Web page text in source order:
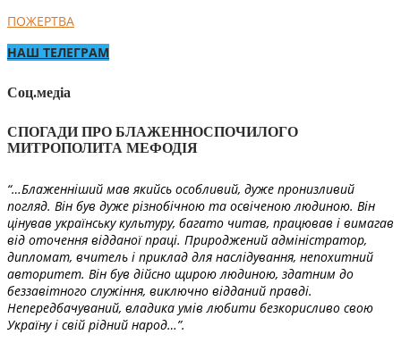
ПОЖЕРТВА
НАШ ТЕЛЕГРАМ
Соц.медіа
СПОГАДИ ПРО БЛАЖЕННОСПОЧИЛОГО
МИТРОПОЛИТА МЕФОДІЯ
“…Блаженніший мав якийсь особливий, дуже пронизливий
погляд. Він був дуже різнобічною та освіченою людиною. Він
цінував українську культуру, багато читав, працював і вимагав
від оточення відданої праці. Природжений адміністратор,
дипломат, вчитель і приклад для наслідування, непохитний
авторитет. Він був дійсно щирою людиною, здатним до
беззавітного служіння, виключно відданий правді.
Непередбачуваний, владика умів любити безкорисливо свою
Україну і свій рідний народ…”.